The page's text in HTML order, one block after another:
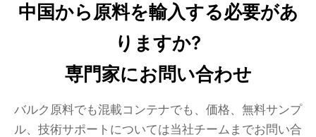
中国から原料を輸入する必要があ
りますか?
専門家にお問い合わせ
バルク原料でも混載コンテナでも、価格、無料サンプ
ル、技術サポートについては当社チームまでお問い合